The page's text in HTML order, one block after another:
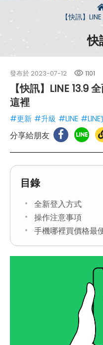
【快訊】
快
發布於 2023-07-12 1101
【快訊】LINE 13.9
這裡
#更新 #升級 #LINE
分享給朋友
目錄
全新登入方式
操作注意事項
手機哪裡買價格最